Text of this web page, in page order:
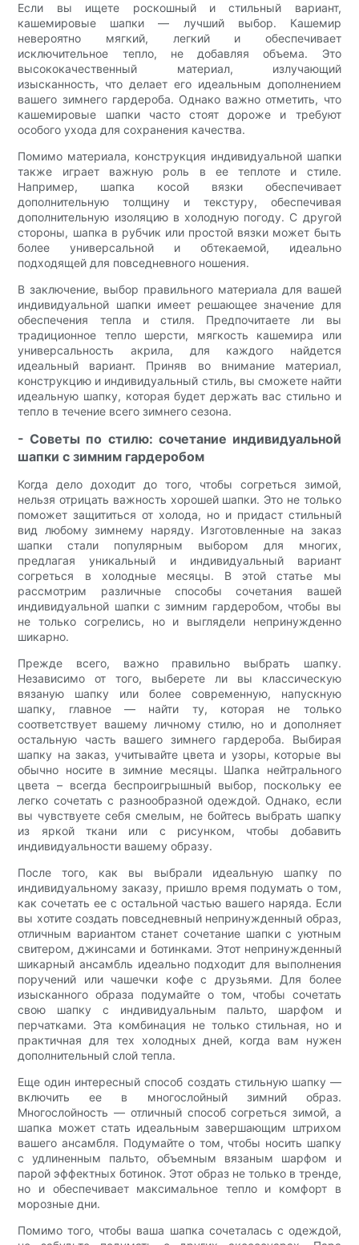
Если вы ищете роскошный и стильный вариант,
кашемировые шапки — лучший выбор. Кашемир
невероятно мягкий, легкий и обеспечивает
исключительное тепло, не добавляя объема. Это
высококачественный материал, излучающий
изысканность, что делает его идеальным дополнением
вашего зимнего гардероба. Однако важно отметить, что
кашемировые шапки часто стоят дороже и требуют
особого ухода для сохранения качества.
Помимо материала, конструкция индивидуальной шапки
также играет важную роль в ее теплоте и стиле.
Например, шапка косой вязки обеспечивает
дополнительную толщину и текстуру, обеспечивая
дополнительную изоляцию в холодную погоду. С другой
стороны, шапка в рубчик или простой вязки может быть
более универсальной и обтекаемой, идеально
подходящей для повседневного ношения.
В заключение, выбор правильного материала для вашей
индивидуальной шапки имеет решающее значение для
обеспечения тепла и стиля. Предпочитаете ли вы
традиционное тепло шерсти, мягкость кашемира или
универсальность акрила, для каждого найдется
идеальный вариант. Приняв во внимание материал,
конструкцию и индивидуальный стиль, вы сможете найти
идеальную шапку, которая будет держать вас стильно и
тепло в течение всего зимнего сезона.
- Советы по стилю: сочетание индивидуальной
шапки с зимним гардеробом
Когда дело доходит до того, чтобы согреться зимой,
нельзя отрицать важность хорошей шапки. Это не только
поможет защититься от холода, но и придаст стильный
вид любому зимнему наряду. Изготовленные на заказ
шапки стали популярным выбором для многих,
предлагая уникальный и индивидуальный вариант
согреться в холодные месяцы. В этой статье мы
рассмотрим различные способы сочетания вашей
индивидуальной шапки с зимним гардеробом, чтобы вы
не только согрелись, но и выглядели непринужденно
шикарно.
Прежде всего, важно правильно выбрать шапку.
Независимо от того, выберете ли вы классическую
вязаную шапку или более современную, напускную
шапку, главное — найти ту, которая не только
соответствует вашему личному стилю, но и дополняет
остальную часть вашего зимнего гардероба. Выбирая
шапку на заказ, учитывайте цвета и узоры, которые вы
обычно носите в зимние месяцы. Шапка нейтрального
цвета – всегда беспроигрышный выбор, поскольку ее
легко сочетать с разнообразной одеждой. Однако, если
вы чувствуете себя смелым, не бойтесь выбрать шапку
из яркой ткани или с рисунком, чтобы добавить
индивидуальности вашему образу.
После того, как вы выбрали идеальную шапку по
индивидуальному заказу, пришло время подумать о том,
как сочетать ее с остальной частью вашего наряда. Если
вы хотите создать повседневный непринужденный образ,
отличным вариантом станет сочетание шапки с уютным
свитером, джинсами и ботинками. Этот непринужденный
шикарный ансамбль идеально подходит для выполнения
поручений или чашечки кофе с друзьями. Для более
изысканного образа подумайте о том, чтобы сочетать
свою шапку с индивидуальным пальто, шарфом и
перчатками. Эта комбинация не только стильная, но и
практичная для тех холодных дней, когда вам нужен
дополнительный слой тепла.
Еще один интересный способ создать стильную шапку —
включить ее в многослойный зимний образ.
Многослойность — отличный способ согреться зимой, а
шапка может стать идеальным завершающим штрихом
вашего ансамбля. Подумайте о том, чтобы носить шапку
с удлиненным пальто, объемным вязаным шарфом и
парой эффектных ботинок. Этот образ не только в тренде,
но и обеспечивает максимальное тепло и комфорт в
морозные дни.
Помимо того, чтобы ваша шапка сочеталась с одеждой,